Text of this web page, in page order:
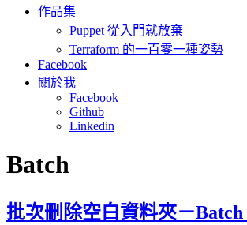
作品集
Puppet 從入門就放棄
Terraform 的一百零一種姿勢
Facebook
關於我
Facebook
Github
Linkedin
Batch
批次刪除空白資料夾－